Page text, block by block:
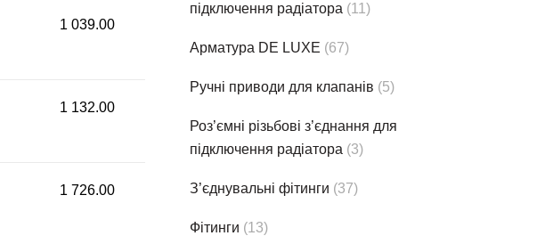
1 039.00
1 132.00
1 726.00
підключення радіатора (11)
Арматура DE LUXE (67)
Ручні приводи для клапанів (5)
Роз’ємні різьбові з’єднання для
підключення радіатора (3)
З’єднувальні фітинги (37)
Фітинги (13)